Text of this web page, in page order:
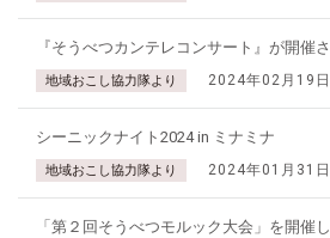
『そうべつカンテレコンサート』が開催
地域おこし協力隊より 2024年02月19日
シーニックナイト2024 in ミナミナ
地域おこし協力隊より 2024年01月31日
「第２回そうべつモルック大会」を開催